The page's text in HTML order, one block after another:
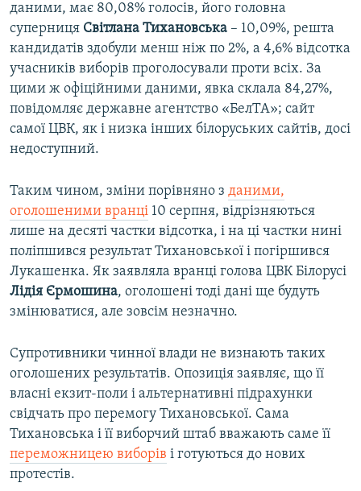
даними, має 80,08% голосів, його головна
суперниця Світлана Тихановська – 10,09%, решта
кандидатів здобули менш ніж по 2%, а 4,6% відсотка
учасників виборів проголосували проти всіх. За
цими ж офіційними даними, явка склала 84,27%,
повідомляє державне агентство «БелТА»; сайт
самої ЦВК, як і низка інших білоруських сайтів, досі
недоступний.
Таким чином, зміни порівняно з даними,
оголошеними вранці 10 серпня, відрізняються
лише на десяті частки відсотка, і на ці частки нині
поліпшився результат Тихановської і погіршився
Лукашенка. Як заявляла вранці голова ЦВК Білорусі
Лідія Єрмошина, оголошені тоді дані ще будуть
змінюватися, але зовсім незначно.
Супротивники чинної влади не визнають таких
оголошених результатів. Опозиція заявляє, що її
власні екзит-поли і альтернативні підрахунки
свідчать про перемогу Тихановської. Сама
Тихановська і її виборчий штаб вважають саме її
переможницею виборів і готуються до нових
протестів.